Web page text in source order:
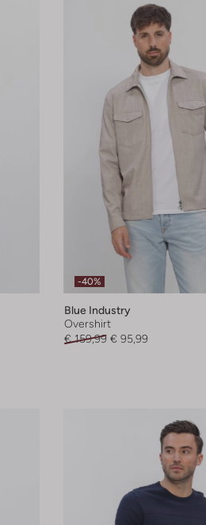
-40%
Blue Industry
Overshirt
€ 159,99 € 95,99